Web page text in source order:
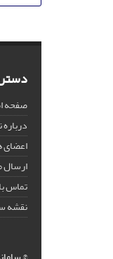
صفحه
اعضای
ارسال
تماس
نقشه